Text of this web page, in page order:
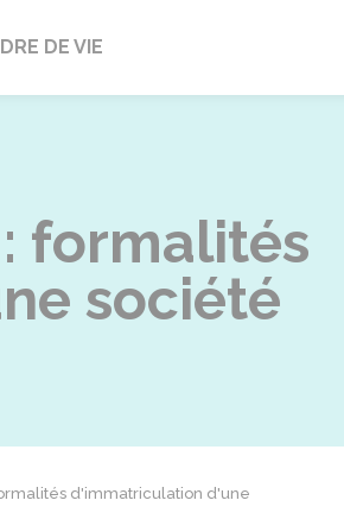
DE VIE
formalités
société
d'immatriculation d'une